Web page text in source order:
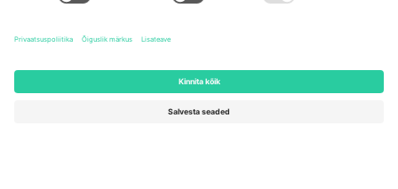
Norte, Cuauhtémoc, 06700
Mexico
sündmusest ja/või domeenist. Detailide jaoks vaata konkreetse